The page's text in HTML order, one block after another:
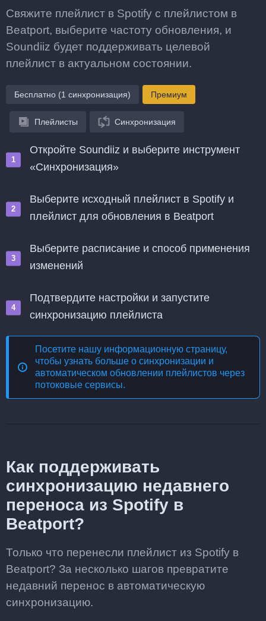
Свяжите плейлист в Spotify с плейлистом в
Beatport, выберите частоту обновления, и
Soundiiz будет поддерживать целевой
плейлист в актуальном состоянии.
Бесплатно (1 синхронизация) Премиум
Плейлисты Синхронизация
Откройте Soundiiz и выберите инструмент
«Синхронизация»
Выберите исходный плейлист в Spotify и
плейлист для обновления в Beatport
Выберите расписание и способ применения
изменений
Подтвердите настройки и запустите
синхронизацию плейлиста
Посетите нашу информационную страницу,
чтобы узнать больше о синхронизации и
автоматическом обновлении плейлистов через
потоковые сервисы.
Как поддерживать
синхронизацию недавнего
переноса из Spotify в
Beatport?
Только что перенесли плейлист из Spotify в
Beatport? За несколько шагов превратите
недавний перенос в автоматическую
синхронизацию.